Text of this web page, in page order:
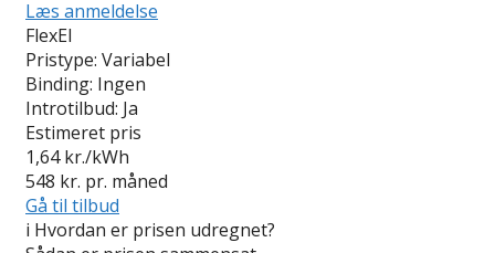
Læs anmeldelse
FlexEl
Pristype: Variabel
Binding: Ingen
Introtilbud: Ja
Estimeret pris
1,64 kr./kWh
548 kr. pr. måned
Gå til tilbud
i Hvordan er prisen udregnet?